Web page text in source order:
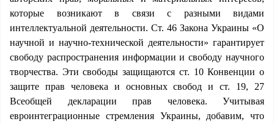
которые возникают в связи с разными видами
интеллектуальной деятельности. Ст. 46 Закона Украины «О
научной и научно-технической деятельности» гарантирует
свободу распространения информации и свободу научного
творчества. Эти свободы защищаются ст. 10 Конвенции о
защите прав человека и основных свобод и ст. 19, 27
Всеобщей декларации прав человека. Учитывая
евроинтеграционные стремления Украины, добавим, что